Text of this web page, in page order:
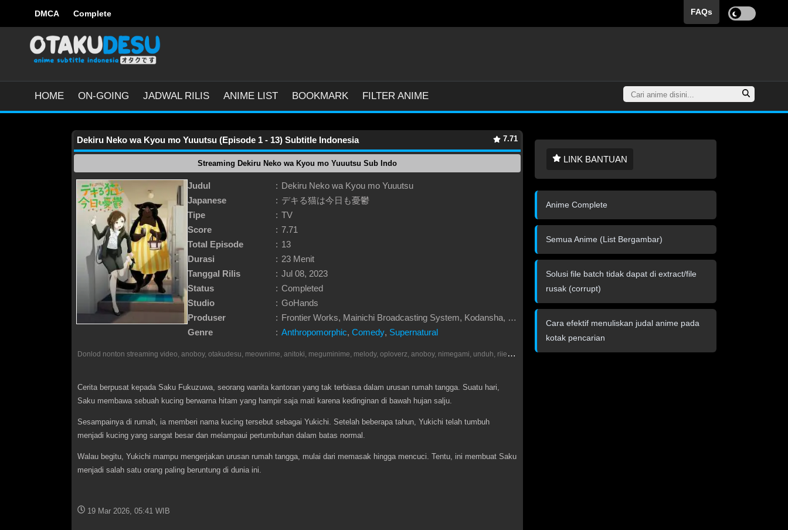
DMCA Complete FAQs
HOME ON-GOING JADWAL RILIS ANIME LIST BOOKMARK FILTER ANIME
Dekiru Neko wa Kyou mo Yuuutsu (Episode 1 - 13) Subtitle Indonesia 7.71
Streaming Dekiru Neko wa Kyou mo Yuuutsu Sub Indo
Judul : Dekiru Neko wa Kyou mo Yuuutsu
Japanese
: デキる猫は今日も憂鬱
Tipe
: TV
Score
: 7.71
Total Episode
: 13
Durasi
: 23 Menit
Tanggal Rilis
: Jul 08, 2023
Status
: Completed
Studio
: GoHands
Produser
:
Frontier Works, Mainichi Broadcasting System, Kodansha, Movic, Hakuhodo DY Music & Pictures, DMM.com
Genre
: Anthropomorphic, Comedy, Supernatural
D
onlod nonton streaming video, anoboy, otakudesu, meownime, anitoki, meguminime, melody, oploverz, anoboy, nimegami, unduh, riie net, drivenime, myanimelist, MAL, kusonime, neonime, bstation, maxnime, animeindo, Netflix, crunchyroll, neonime, samehadaku, streaming, otakupoi, awsubs, anibatch, anikyojin, nekonime, kurogaze, zippyshare, vidio google drive, Muse Indonesia, iQIYI, Viu, Ani-One Asia, Animenonton, Otaku desu, Mangaku, Anibatch,Vidio, Genflix, Amazon Prime Video, Terlengkap Google Drive 240p, 3GP, Muse Indonesia.
Cerita berpusat kepada Saku Fukuzuwa, seorang wanita kantoran yang tak terbiasa dalam urusan rumah tangga. Suatu hari,
Saku membawa sebuah kucing berwarna hitam yang hampir saja mati karena kedinginan di bawah hujan salju.
Sesampainya di rumah, ia memberi nama kucing tersebut sebagai Yukichi. Setelah beberapa tahun, Yukichi telah tumbuh
menjadi kucing yang sangat besar dan melampaui pertumbuhan dalam batas normal.
Walau begitu, Yukichi mampu mengerjakan urusan rumah tangga, mulai dari memasak hingga mencuci. Tentu, ini membuat Saku
menjadi salah satu orang paling beruntung di dunia ini.
19 Mar 2026, 05:41 WIB
LINK BANTUAN
Anime Complete
Semua Anime (List Bergambar)
Solusi file batch tidak dapat di extract/file
rusak (corrupt)
Cara efektif menuliskan judal anime pada
kotak pencarian